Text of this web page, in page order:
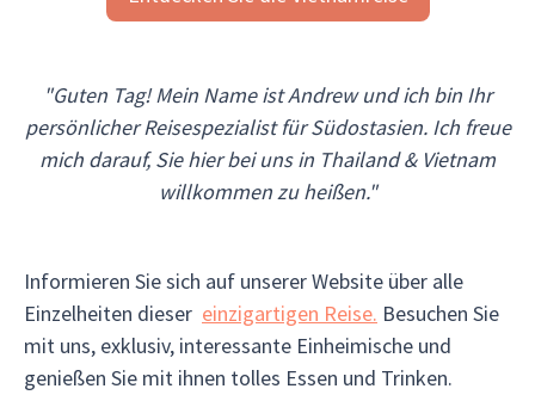
"Guten Tag! Mein Name ist Andrew und ich bin Ihr
persönlicher Reisespezialist für Südostasien. Ich freue
mich darauf, Sie hier bei uns in Thailand & Vietnam
willkommen zu heißen."
Informieren Sie sich auf unserer Website über alle
Einzelheiten dieser einzigartigen Reise. Besuchen Sie
mit uns, exklusiv, interessante Einheimische und
genießen Sie mit ihnen tolles Essen und Trinken.